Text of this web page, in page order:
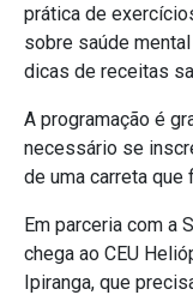
prática de
sobre saúde
dicas de receitas
A programação é
necessário se
de uma carreta que
Em parceria com a
chega ao CEU
Ipiranga, que